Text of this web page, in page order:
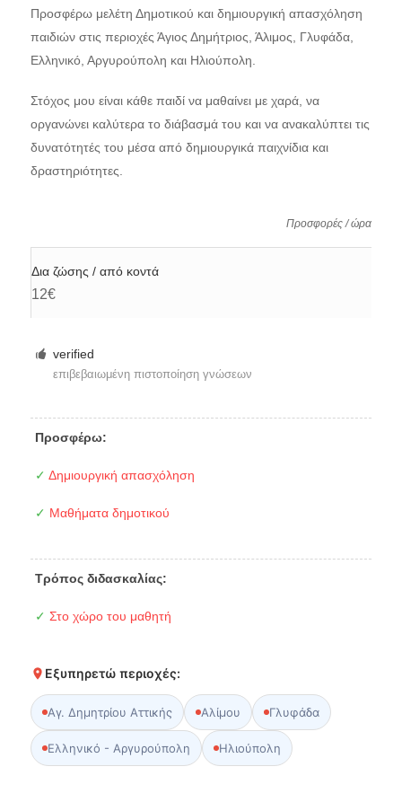
Προσφέρω μελέτη Δημοτικού και δημιουργική απασχόληση
παιδιών στις περιοχές Άγιος Δημήτριος, Άλιμος, Γλυφάδα,
Ελληνικό, Αργυρούπολη και Ηλιούπολη.
Στόχος μου είναι κάθε παιδί να μαθαίνει με χαρά, να
οργανώνει καλύτερα το διάβασμά του και να ανακαλύπτει τις
δυνατότητές του μέσα από δημιουργικά παιχνίδια και
δραστηριότητες.
Προσφορές / ώρα
Δια ζώσης / από κοντά
12€
verified
επιβεβαιωμένη πιστοποίηση γνώσεων
Προσφέρω:
✓ Δημιουργική απασχόληση
✓ Μαθήματα δημοτικού
Τρόπος διδασκαλίας:
✓ Στο χώρο του μαθητή
Εξυπηρετώ περιοχές:
Αγ. Δημητρίου Αττικής Αλίμου Γλυφάδα
Ελληνικό - Αργυρούπολη Ηλιούπολη